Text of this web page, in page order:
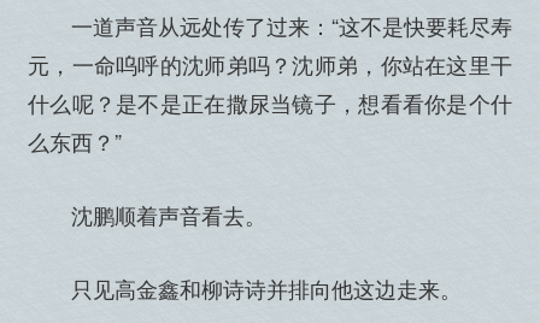
一道声音从远处传了过来：“这不是快要耗尽寿
元，一命呜呼的沈师弟吗？沈师弟，你站在这里干
什么呢？是不是正在撒尿当镜子，想看看你是个什
么东西？”
沈鹏顺着声音看去。
只见高金鑫和柳诗诗并排向他这边走来。